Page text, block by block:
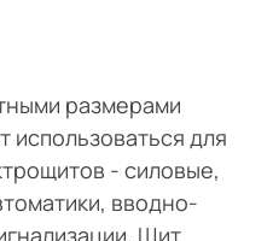
размерами
использоваться для
- силовые,
вводно-
Щит